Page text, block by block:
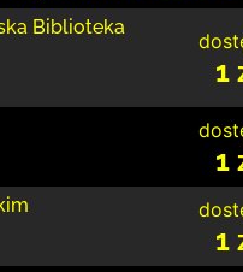
Biblioteka
1
1
1